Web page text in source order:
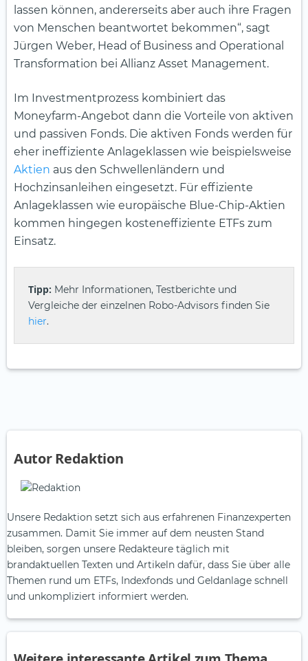
lassen können, andererseits aber auch ihre Fragen
von Menschen beantwortet bekommen“, sagt
Jürgen Weber, Head of Business and Operational
Transformation bei Allianz Asset Management.
Im Investmentprozess kombiniert das
Moneyfarm-Angebot dann die Vorteile von aktiven
und passiven Fonds. Die aktiven Fonds werden für
eher ineffiziente Anlageklassen wie beispielsweise
Aktien aus den Schwellenländern und
Hochzinsanleihen eingesetzt. Für effiziente
Anlageklassen wie europäische Blue-Chip-Aktien
kommen hingegen kosteneffiziente ETFs zum
Einsatz.
Tipp: Mehr Informationen, Testberichte und
Vergleiche der einzelnen Robo-Advisors finden Sie
hier.
Autor Redaktion
Unsere Redaktion setzt sich aus erfahrenen Finanzexperten
zusammen. Damit Sie immer auf dem neusten Stand
bleiben, sorgen unsere Redakteure täglich mit
brandaktuellen Texten und Artikeln dafür, dass Sie über alle
Themen rund um ETFs, Indexfonds und Geldanlage schnell
und unkompliziert informiert werden.